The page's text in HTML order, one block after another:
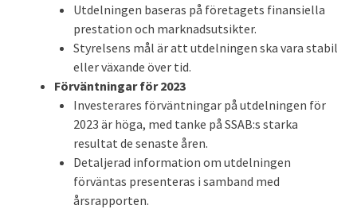
Utdelningen baseras på företagets finansiella
prestation och marknadsutsikter.
Styrelsens mål är att utdelningen ska vara stabil
eller växande över tid.
Förväntningar för 2023
Investerares förväntningar på utdelningen för
2023 är höga, med tanke på SSAB:s starka
resultat de senaste åren.
Detaljerad information om utdelningen
förväntas presenteras i samband med
årsrapporten.